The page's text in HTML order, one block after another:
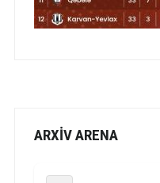
ARXİV ARENA